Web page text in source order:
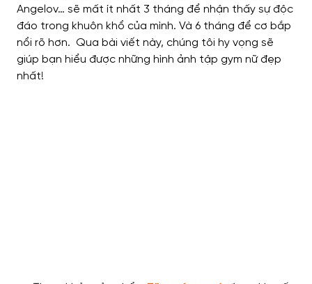
Angelov… sẽ mất ít nhất 3 tháng để nhận thấy sự độc
đáo trong khuôn khổ của mình. Và 6 tháng để cơ bắp
nổi rõ hơn. Qua bài viết này, chúng tôi hy vọng sẽ
giúp bạn hiểu được những hình ảnh tập gym nữ đẹp
nhất!